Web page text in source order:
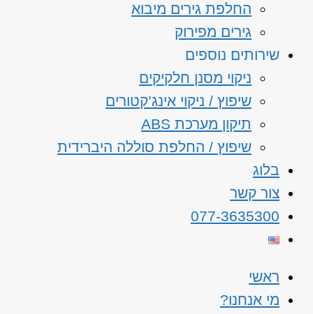
החלפת גירים מיבוא
גירים מפירוק
שירותים נוספים
ניקוי מסנן חלקיקים
שיפוץ / ניקוי אינג’קטורים
תיקון מערכת ABS
שיפוץ / החלפת סוללה היברידית
בלוג
צור קשר
077-3635300
ראשי
מי אנחנו?